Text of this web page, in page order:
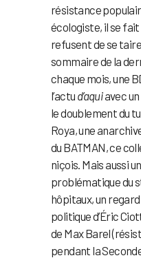
résistance
écologiste, il se
refusent de se
sommaire de la
chaque mois, une
l’actu d’aquiavec
le doublement du
Roya, une
du BATMAN, ce
niçois. Mais aussi
problématique du
hôpitaux, un
politique d’Éric
de Max Barel
pendant la